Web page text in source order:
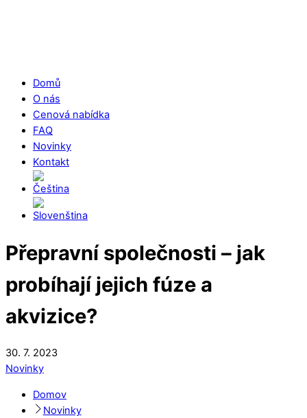
Domů
O nás
Cenová nabídka
FAQ
Novinky
Kontakt
Menu
Přepravní společnosti – jak
probíhají jejich fúze a
akvizice?
30. 7. 2023
Novinky
Domov
Novinky